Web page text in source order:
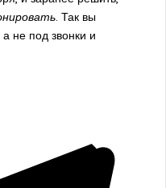
. Так вы
не под звонки и